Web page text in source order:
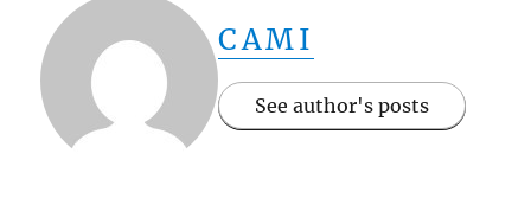
CAMI
See author's posts